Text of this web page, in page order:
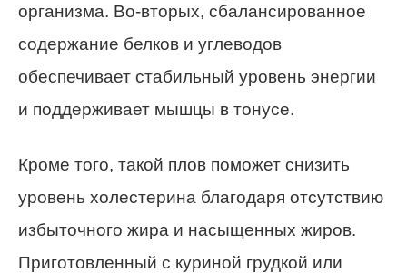
организма. Во-вторых, сбалансированное
содержание белков и углеводов
обеспечивает стабильный уровень энергии
и поддерживает мышцы в тонусе.
Кроме того, такой плов поможет снизить
уровень холестерина благодаря отсутствию
избыточного жира и насыщенных жиров.
Приготовленный с куриной грудкой или